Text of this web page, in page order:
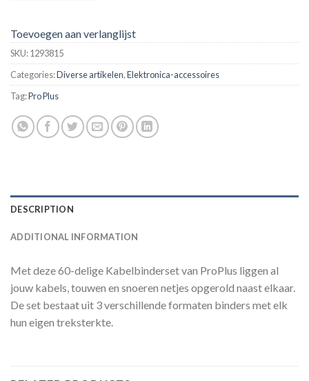
Toevoegen aan verlanglijst
SKU:1293815
Categories:Diverse artikelen,Elektronica-accessoires
Tag:Pro Plus
DESCRIPTION
ADDITIONAL INFORMATION
Met deze 60-delige Kabelbinderset van ProPlus liggen al
jouw kabels, touwen en snoeren netjes opgerold naast elkaar.
De set bestaat uit 3 verschillende formaten binders met elk
hun eigen treksterkte.